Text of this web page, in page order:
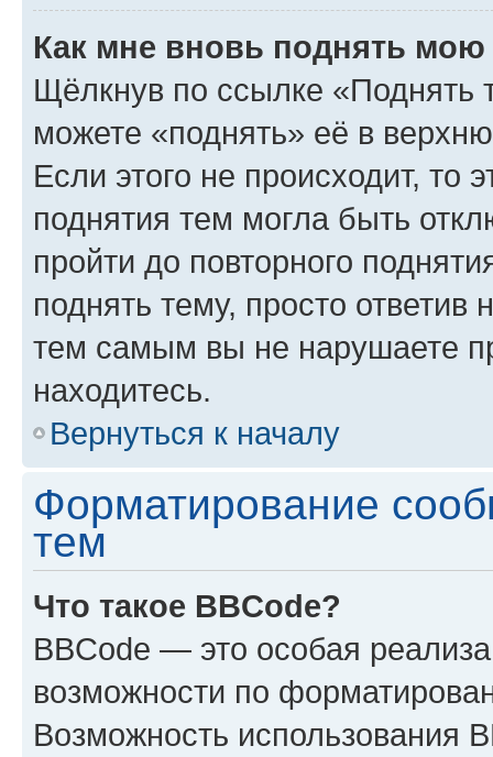
Как мне вновь поднять мою
Щёлкнув по ссылке «Поднять
можете «поднять» её в
Если этого не происходит, то
поднятия тем могла быть
пройти до повторного
поднять тему, просто ответив
тем самым вы не нарушаете
находитесь.
Вернуться к началу
Форматирование
тем
Что такое BBCode?
BBCode — это особая
возможности по
Возможность использования